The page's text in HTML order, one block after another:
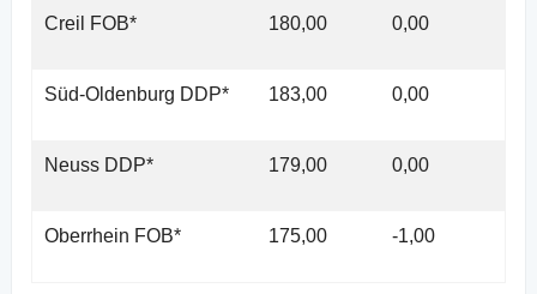
Creil FOB* 180,00 0,00
Süd-Oldenburg DDP* 183,00 0,00
Neuss DDP* 179,00 0,00
Oberrhein FOB* 175,00 -1,00